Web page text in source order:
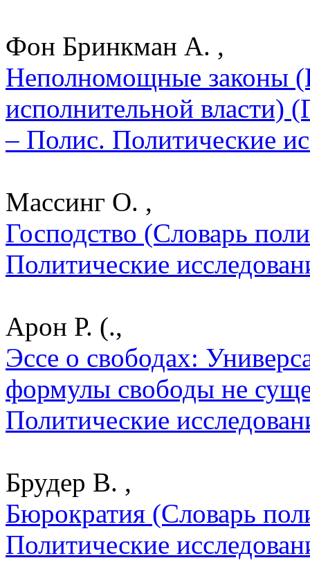
Фон Бринкман А. ,
Неполномощные законы
исполнительной власти)
– Полис. Политические
Массинг О. ,
Господство (Словарь
Политические
Арон Р. (.,
Эссе о свободах:
формулы свободы не
Политические
Брудер В. ,
Бюрократия (Словарь
Политические